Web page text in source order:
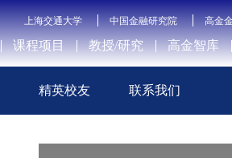
上海交通大学 中国金融研究院 高金
课程项目 教授/研究 高金智库
精英校友 联系我们